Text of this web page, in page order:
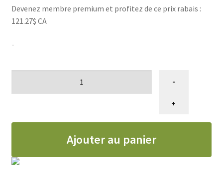
Devenez membre premium et profitez de ce prix rabais :
121.27$ CA
-
Ciseau
toilettage
-
+
Ajouter au panier